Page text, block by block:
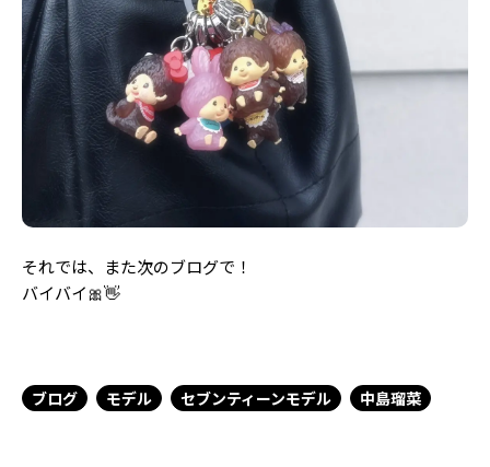
それでは、また次のブログで！
バイバイ🎀👋
ブログ モデル セブンティーンモデル 中島瑠菜